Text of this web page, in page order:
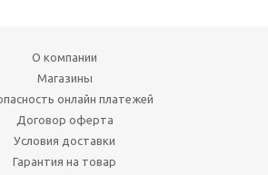
О компании
Магазины
онлайн платежей
Договор оферта
Условия доставки
Гарантия на товар